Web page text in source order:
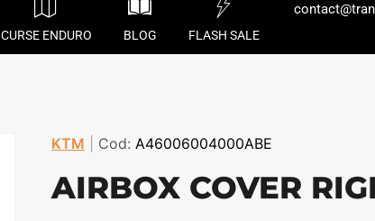
CURSE ENDURO BLOG FLASH SALE
KTM Cod: A46006004000ABE
AIRBOX COVER